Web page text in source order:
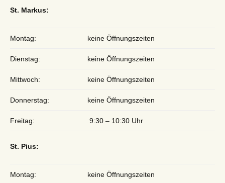
St. Markus:
Montag: keine Öffnungszeiten
Dienstag: keine Öffnungszeiten
Mittwoch: keine Öffnungszeiten
Donnerstag: keine Öffnungszeiten
Freitag: 9:30 – 10:30 Uhr
St. Pius:
Montag: keine Öffnungszeiten